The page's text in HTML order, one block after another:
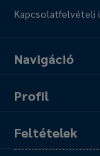
Navigáció
Profil
Feltételek
Kapcsolatfelvételi